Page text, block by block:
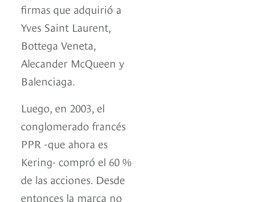
firmas que adquirió a
Yves Saint Laurent,
Bottega Veneta,
Alecander McQueen y
Balenciaga.
Luego, en 2003, el
conglomerado francés
PPR -que ahora es
Kering- compró el 60 %
de las acciones. Desde
entonces la marca no